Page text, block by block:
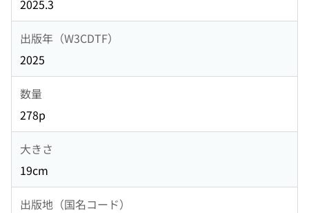
2025.3
出版年（W3CDTF）
2025
数量
278p
大きさ
19cm
出版地（国名コード）